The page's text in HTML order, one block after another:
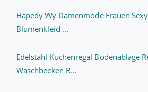
Hapedy Wy Damenmode Frauen
Blumenkleid ...
Edelstahl Kuchenregal Bodenablage
Waschbecken R...